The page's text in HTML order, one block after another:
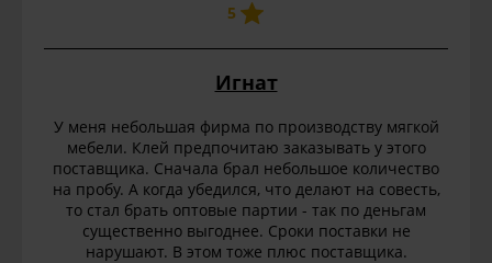
5
Игнат
У меня небольшая фирма по производству мягкой
мебели. Клей предпочитаю заказывать у этого
поставщика. Сначала брал небольшое количество
на пробу. А когда убедился, что делают на совесть,
то стал брать оптовые партии - так по деньгам
существенно выгоднее. Сроки поставки не
нарушают. В этом тоже плюс поставщика.